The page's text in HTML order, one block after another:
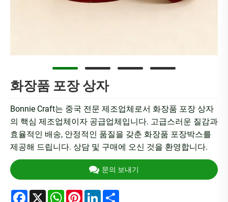
화장품 포장 상자
Bonnie Craft는 중국 전문 제조업체로서 화장품 포장 상자
의 핵심 제조업체이자 공급업체입니다. 고급스러운 질감과
효율적인 배송, 안정적인 품질을 갖춘 화장품 포장박스를
제공해 드립니다. 상담 및 구매에 오신 것을 환영합니다.
문의 보내기
Facebook
X WhatsApp
PinterestLinkedIn